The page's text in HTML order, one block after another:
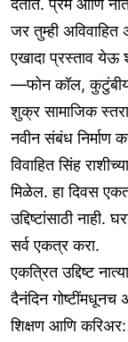
देतात. प्रेम आणि
जर तुम्ही
एखादा प्रस्ताव येऊ
—फोन कॉल, कुटुंबीय
शुक्र सामाजिक
नवीन संबंध निर्माण
विवाहित सिंह
मिळेल. हा दिवस
उद्दिष्टांसाठी
सर्व एकत्र करा.
एकत्रित उद्दिष्ट
दैनंदिन
शिक्षण आणि करिअर: